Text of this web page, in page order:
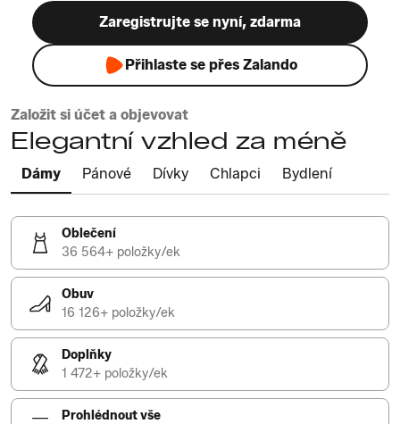
Zaregistrujte se nyní, zdarma
Přihlaste se přes Zalando
Založit si účet a objevovat
Elegantní vzhled za méně
Dámy Pánové Dívky Chlapci Bydlení
Oblečení
36 564+ položky/ek
Obuv
16 126+ položky/ek
Doplňky
1 472+ položky/ek
Prohlédnout vše